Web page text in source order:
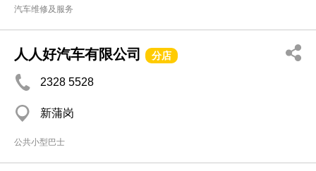
汽车维修及服务
人人好汽车有限公司 分店
2328 5528
新蒲岗
公共小型巴士